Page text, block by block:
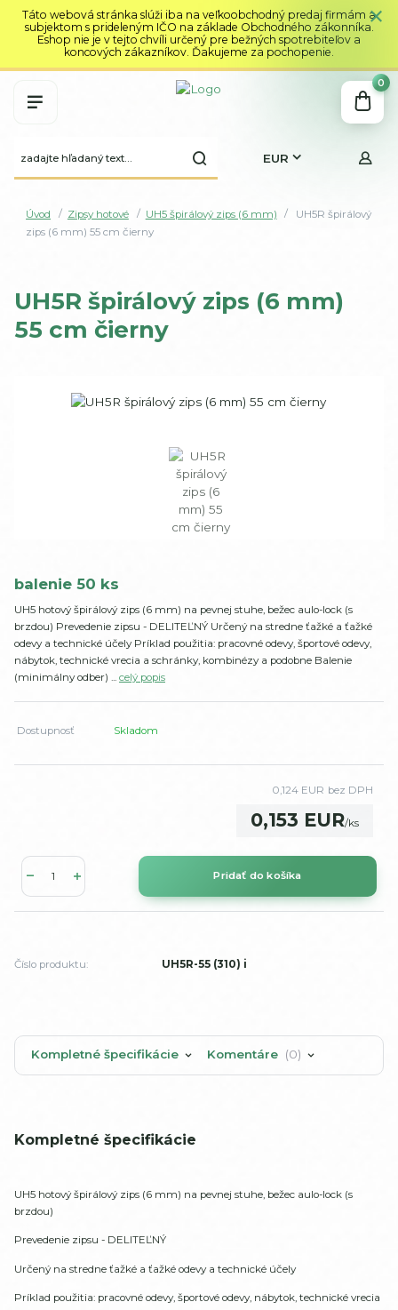
Táto webová stránka slúži iba na veľkoobchodný predaj firmám a
subjektom s prideleným IČO na základe Obchodného zákonníka.
Eshop nie je v tejto chvíli určený pre bežných spotrebiteľov a
koncových zákazníkov. Ďakujeme za pochopenie.
EUR
0
Úvod Zipsy hotové UH5 špirálový zips (6 mm)
UH5R špirálový
zips (6 mm) 55 cm čierny
UH5R špirálový zips (6 mm)
55 cm čierny
balenie 50 ks
UH5 hotový špirálový zips (6 mm) na pevnej stuhe, bežec aulo-lock (s
brzdou) Prevedenie zipsu - DELITEĽNÝ Určený na stredne ťažké a ťažké
odevy a technické účely Príklad použitia: pracovné odevy, športové odevy,
nábytok, technické vrecia a schránky, kombinézy a podobne Balenie
(minimálny odber) ... celý popis
Dostupnosť Skladom
0,153 EUR/ks
0,124 EUR bez DPH
Pridať do košíka
Číslo produktu: UH5R-55 (310) i
Kompletné špecifikácie Komentáre 0
Kompletné špecifikácie
UH5 hotový špirálový zips (6 mm) na pevnej stuhe, bežec aulo-lock (s
brzdou)
Prevedenie zipsu - DELITEĽNÝ
Určený na stredne ťažké a ťažké odevy a technické účely
Príklad použitia: pracovné odevy, športové odevy, nábytok, technické vrecia